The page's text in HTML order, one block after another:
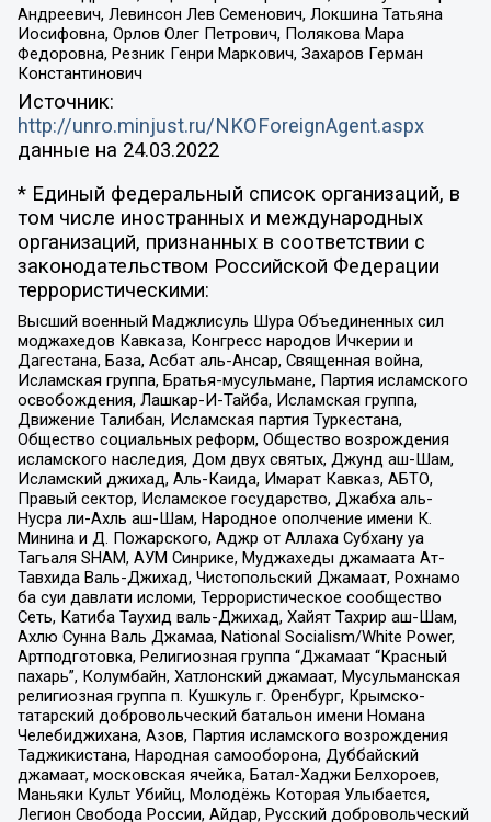
Андреевич, Левинсон Лев Семенович, Локшина Татьяна
Иосифовна, Орлов Олег Петрович, Полякова Мара
Федоровна, Резник Генри Маркович, Захаров Герман
Константинович
Источник:
http://unro.minjust.ru/NKOForeignAgent.aspx
данные на 24.03.2022
* Единый федеральный список организаций, в
том числе иностранных и международных
организаций, признанных в соответствии с
законодательством Российской Федерации
террористическими:
Высший военный Маджлисуль Шура Объединенных сил
моджахедов Кавказа, Конгресс народов Ичкерии и
Дагестана, База, Асбат аль-Ансар, Священная война,
Исламская группа, Братья-мусульмане, Партия исламского
освобождения, Лашкар-И-Тайба, Исламская группа,
Движение Талибан, Исламская партия Туркестана,
Общество социальных реформ, Общество возрождения
исламского наследия, Дом двух святых, Джунд аш-Шам,
Исламский джихад, Аль-Каида, Имарат Кавказ, АБТО,
Правый сектор, Исламское государство, Джабха аль-
Нусра ли-Ахль аш-Шам, Народное ополчение имени К.
Минина и Д. Пожарского, Аджр от Аллаха Субхану уа
Тагьаля SHAM, АУМ Синрике, Муджахеды джамаата Ат-
Тавхида Валь-Джихад, Чистопольский Джамаат, Рохнамо
ба суи давлати исломи, Террористическое сообщество
Сеть, Катиба Таухид валь-Джихад, Хайят Тахрир аш-Шам,
Ахлю Сунна Валь Джамаа, National Socialism/White Power,
Артподготовка, Религиозная группа “Джамаат “Красный
пахарь”, Колумбайн, Хатлонский джамаат, Мусульманская
религиозная группа п. Кушкуль г. Оренбург, Крымско-
татарский добровольческий батальон имени Номана
Челебиджихана, Азов, Партия исламского возрождения
Таджикистана, Народная самооборона, Дуббайский
джамаат, московская ячейка, Батал-Хаджи Белхороев,
Маньяки Культ Убийц, Молодёжь Которая Улыбается,
Легион Свобода России, Айдар, Русский добровольческий